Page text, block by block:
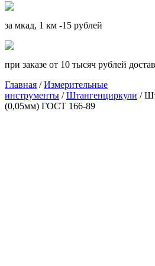
за мкад, 1 км -15 рублей
при заказе от 10 тысяч рублей
Главная /Измерительные
инструменты /Штангенциркули /
(0,05мм) ГОСТ 166-89